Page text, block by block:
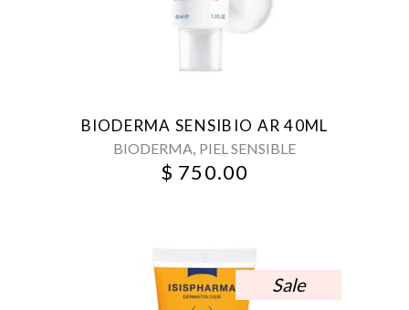
BIODERMA SENSIBIO AR 40ML
BIODERMA, PIEL SENSIBLE
$ 750.00
Sale